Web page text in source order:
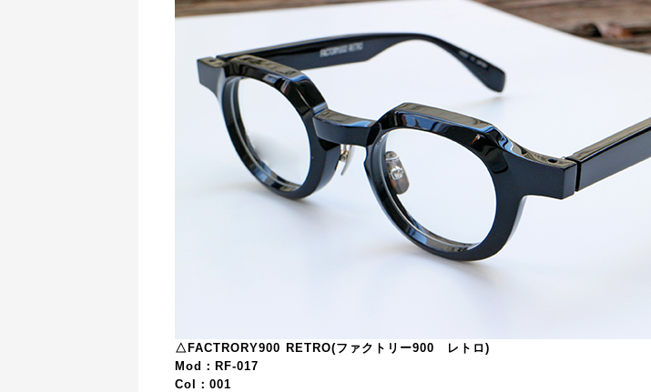
△FACTRORY900 RETRO(ファクトリー900 レトロ)
Mod：RF-017
Col：001